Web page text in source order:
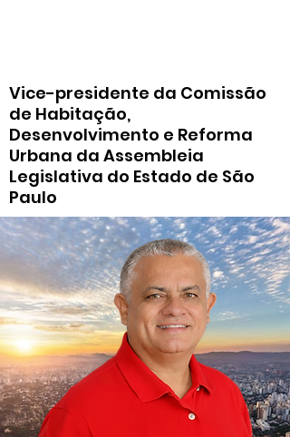
Vice-presidente da Comissão
de Habitação,
Desenvolvimento e Reforma
Urbana da Assembleia
Legislativa do Estado de São
Paulo